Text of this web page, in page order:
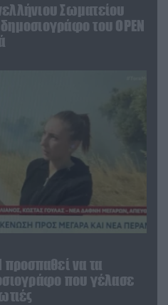
Σωματείου
του OPEN
προσπαθεί να τα
που γέλασε